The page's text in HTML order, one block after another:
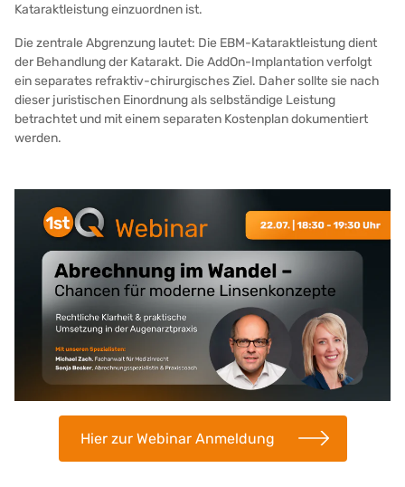
Kataraktleistung einzuordnen ist.
Die zentrale Abgrenzung lautet: Die EBM-Kataraktleistung dient
der Behandlung der Katarakt. Die AddOn-Implantation verfolgt
ein separates refraktiv-chirurgisches Ziel. Daher sollte sie nach
dieser juristischen Einordnung als selbständige Leistung
betrachtet und mit einem separaten Kostenplan dokumentiert
werden.
Hier zur Webinar Anmeldung